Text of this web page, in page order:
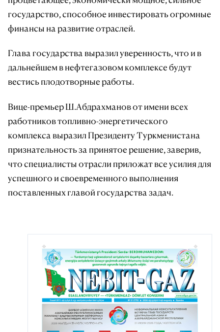
государство, способное инвестировать огромные
финансы на развитие отраслей.
Глава государства выразил уверенность, что и в
дальнейшем в нефтегазовом комплексе будут
вестись плодотворные работы.
Вице-премьер Ш.Абдрахманов от имени всех
работников топливно-энергетического
комплекса выразил Президенту Туркменистана
признательность за принятое решение, заверив,
что специалисты отрасли приложат все усилия для
успешного и своевременного выполнения
поставленных главой государства задач.